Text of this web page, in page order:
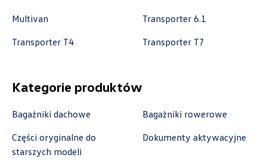
+48 609 991 995
czesci@autoweber.pl
Multivan
Transporter 6.1
Transporter T4
Transporter T7
Kategorie produktów
Bagażniki dachowe
Bagażniki rowerowe
Części oryginalne do
starszych modeli
Dokumenty aktywacyjne